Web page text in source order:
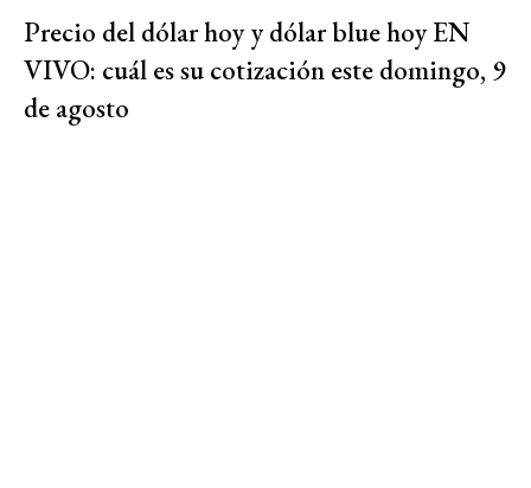
Precio del dólar hoy y dólar blue hoy EN
VIVO: cuál es su cotización este domingo, 9
de agosto